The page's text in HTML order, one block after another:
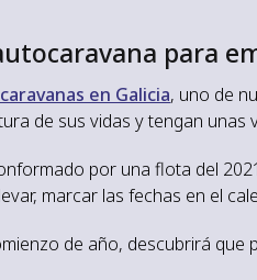
para
en Galicia, uno de
de sus vidas y tengan unas
por una flota del
marcar las fechas en el
de año, descubrirá que